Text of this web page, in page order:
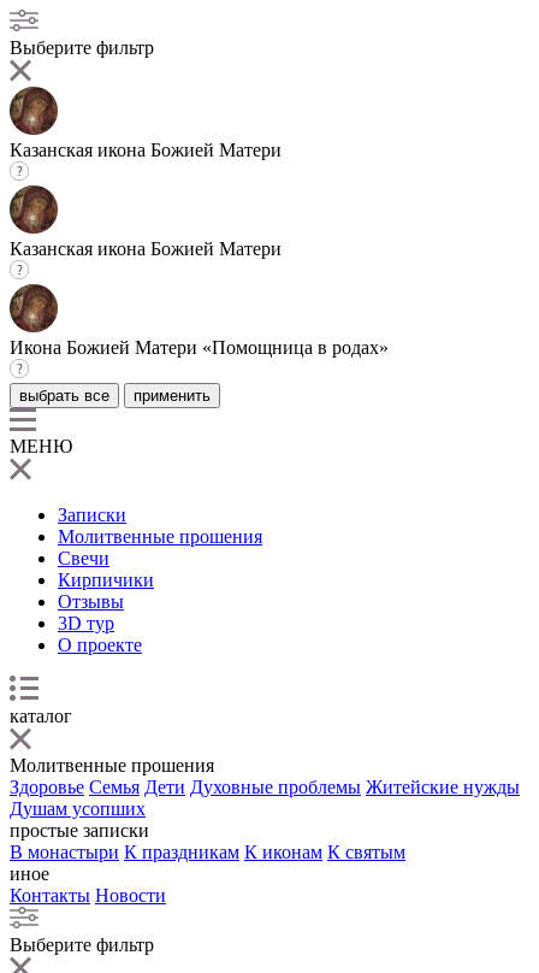
Выберите фильтр
Казанская икона Божией Матери
Казанская икона Божией Матери
Икона Божией Матери «Помощница в родах»
выбрать все применить
МЕНЮ
Записки
Молитвенные прошения
Свечи
Кирпичики
Отзывы
3D тур
О проекте
каталог
Молитвенные прошения
Здоровье Семья Дети Духовные проблемы Житейские нужды
Душам усопших
простые записки
В монастыри К праздникам К иконам К святым
иное
Контакты Новости
Выберите фильтр